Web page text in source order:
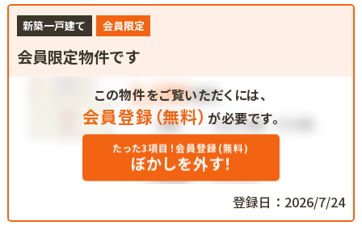
新築一戸建て 会員限定
会員限定物件です
この物件をご覧いただくには、
会員登録（無料） が必要です。
たった3項目！会員登録(無料)
ぼかしを外す！
登録日：2026/7/24